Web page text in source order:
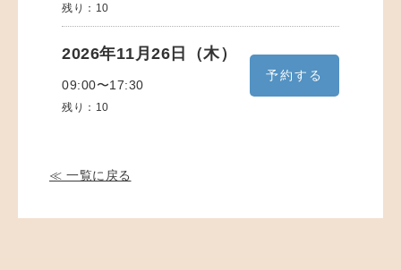
残り： 10
2026年11月26日（木）
09:00〜17:30
残り： 10
予約する
≪ 一覧に戻る